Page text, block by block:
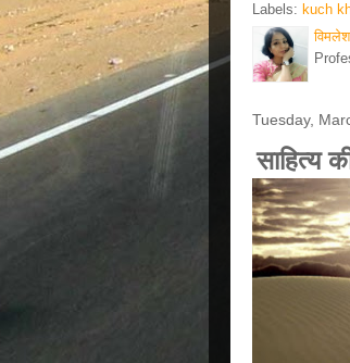
Labels: kuch
विमलेश
Tuesday,
साहित्य